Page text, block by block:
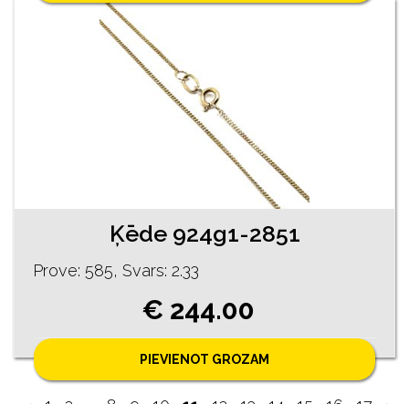
Ķēde 924g1-2851
Prove: 585, Svars: 2.33
€ 244.00
PIEVIENOT GROZAM